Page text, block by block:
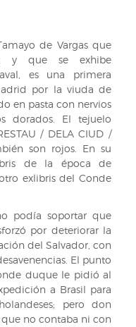
de Vargas que
y que se exhibe
es una primera
por la viuda de
en pasta con nervios
dorados. El tejuelo
/ DELA CIUD /
son rojos. En su
de la época de
exlibris del Conde
podía soportar que
por deteriorar la
del Salvador, con
El punto
duque le pidió al
a Brasil para
pero don
no contaba ni con